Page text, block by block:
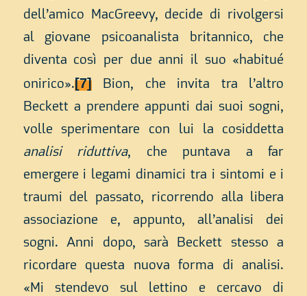
dell’amico MacGreevy, decide di rivolgersi
al giovane psicoanalista britannico, che
diventa così per due anni il suo «habitué
onirico».[7]Bion, che invita tra l’altro
Beckett a prendere appunti dai suoi sogni,
volle sperimentare con lui la cosiddetta
analisi riduttiva, che puntava a far
emergere i legami dinamici tra i sintomi e i
traumi del passato, ricorrendo alla libera
associazione e, appunto, all’analisi dei
sogni. Anni dopo, sarà Beckett stesso a
ricordare questa nuova forma di analisi.
«Mi stendevo sul lettino e cercavo di